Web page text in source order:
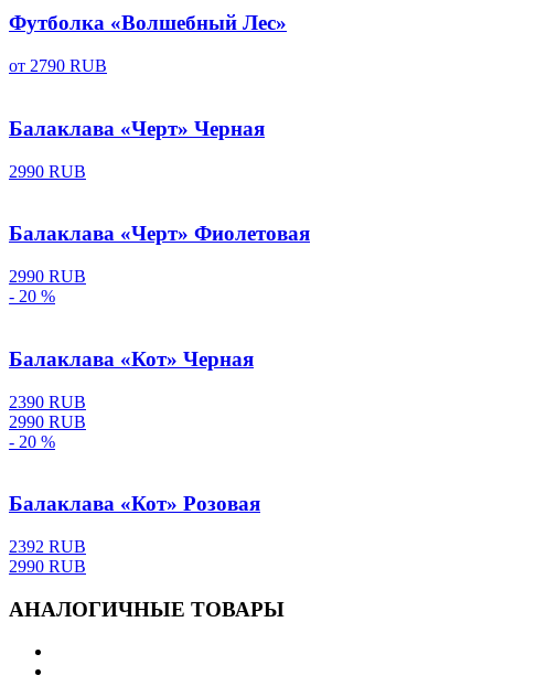
Футболка «Волшебный Лес»
от 2790 RUB
Балаклава «Черт» Черная
2990 RUB
Балаклава «Черт» Фиолетовая
2990 RUB
- 20 %
Балаклава «Кот» Черная
2390 RUB
2990 RUB
- 20 %
Балаклава «Кот» Розовая
2392 RUB
2990 RUB
АНАЛОГИЧНЫЕ ТОВАРЫ